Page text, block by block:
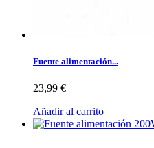
Fuente alimentación...
23,99 €
Añadir al carrito